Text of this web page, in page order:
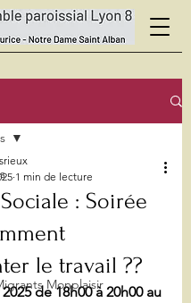
Monplaisir
: Soirée
le travail ??
1 min de lecture
de 18h00 à 20h00 au